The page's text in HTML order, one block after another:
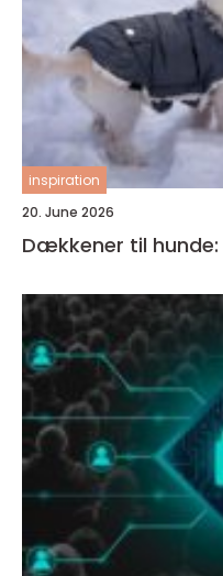
inspiration
20. June 2026
Dækkener til